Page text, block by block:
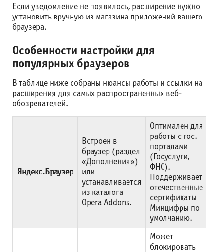
Если уведомление не появилось, расширение нужно
установить вручную из магазина приложений вашего
браузера.
Особенности настройки для
популярных браузеров
В таблице ниже собраны нюансы работы и ссылки на
расширения для самых распространенных веб-
обозревателей.
Яндекс.Браузер
Встроен в
браузер (раздел
«Дополнения»)
или
устанавливается
из каталога
Opera Addons.
Оптимален для
работы с гос.
порталами
(Госуслуги,
ФНС).
Поддерживает
отечественные
сертификаты
Минцифры по
умолчанию.
Может
блокировать